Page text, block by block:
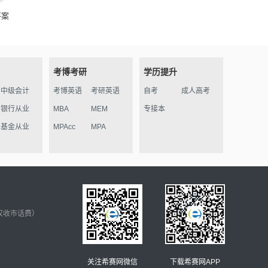
中级会计
银行从业
基金从业
考博考研
考博英语 考研英语
MBA MEM
MPAcc MPA
学历提升
自考 成人高考
专接本
收市话费）
关注希赛网微信 下载希赛网APP